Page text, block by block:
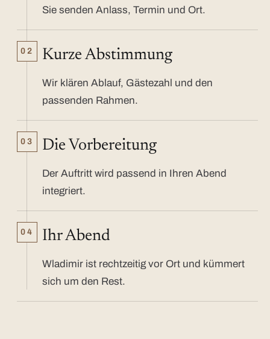
Sie senden Anlass, Termin und Ort.
02 Kurze Abstimmung
Wir klären Ablauf, Gästezahl und den
passenden Rahmen.
03 Die Vorbereitung
Der Auftritt wird passend in Ihren Abend
integriert.
04 Ihr Abend
Wladimir ist rechtzeitig vor Ort und kümmert
sich um den Rest.